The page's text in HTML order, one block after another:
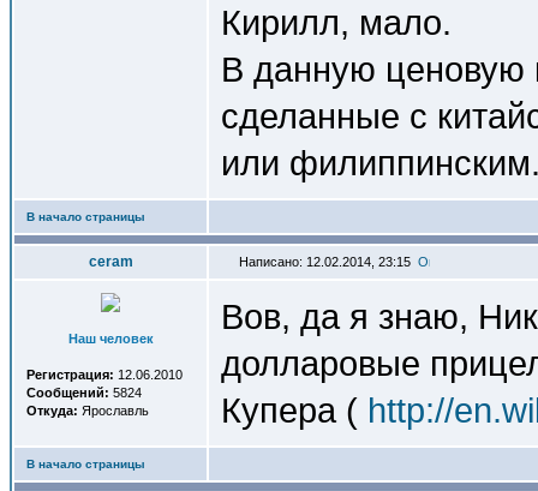
Кирилл, мало.
В данную ценовую
сделанные с
или
В начало страницы
ceram Написано: 12.02.2014, 23:15
Наш человек
Регистрация: 12.06.2010
Сообщений: 5824
Откуда: Ярославль
Вов, да я знаю,
долларовые
Купера ( http://
В начало страницы